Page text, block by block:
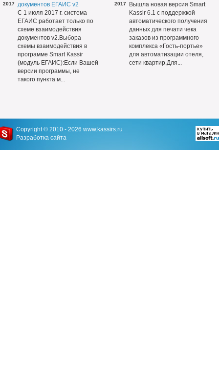
2017 документов ЕГАИС v2
С 1 июля 2017 г. система
ЕГАИС работает только по
схеме взаимодействия
документов v2.Выбора
схемы взаимодействия в
программе Smart Kassir
(модуль ЕГАИС):Если Вашей
версии программы, не
такого пункта м...
2017
Вышла новая версия Smart
Kassir 6.1 с поддержкой
автоматического получения
данных для печати чека
заказов из программного
комплекса «Гость-портье»
для автоматизации отеля,
сети квартир.Для...
Copyright © 2010 - 2026 www.kassirs.ru
Разработка сайта